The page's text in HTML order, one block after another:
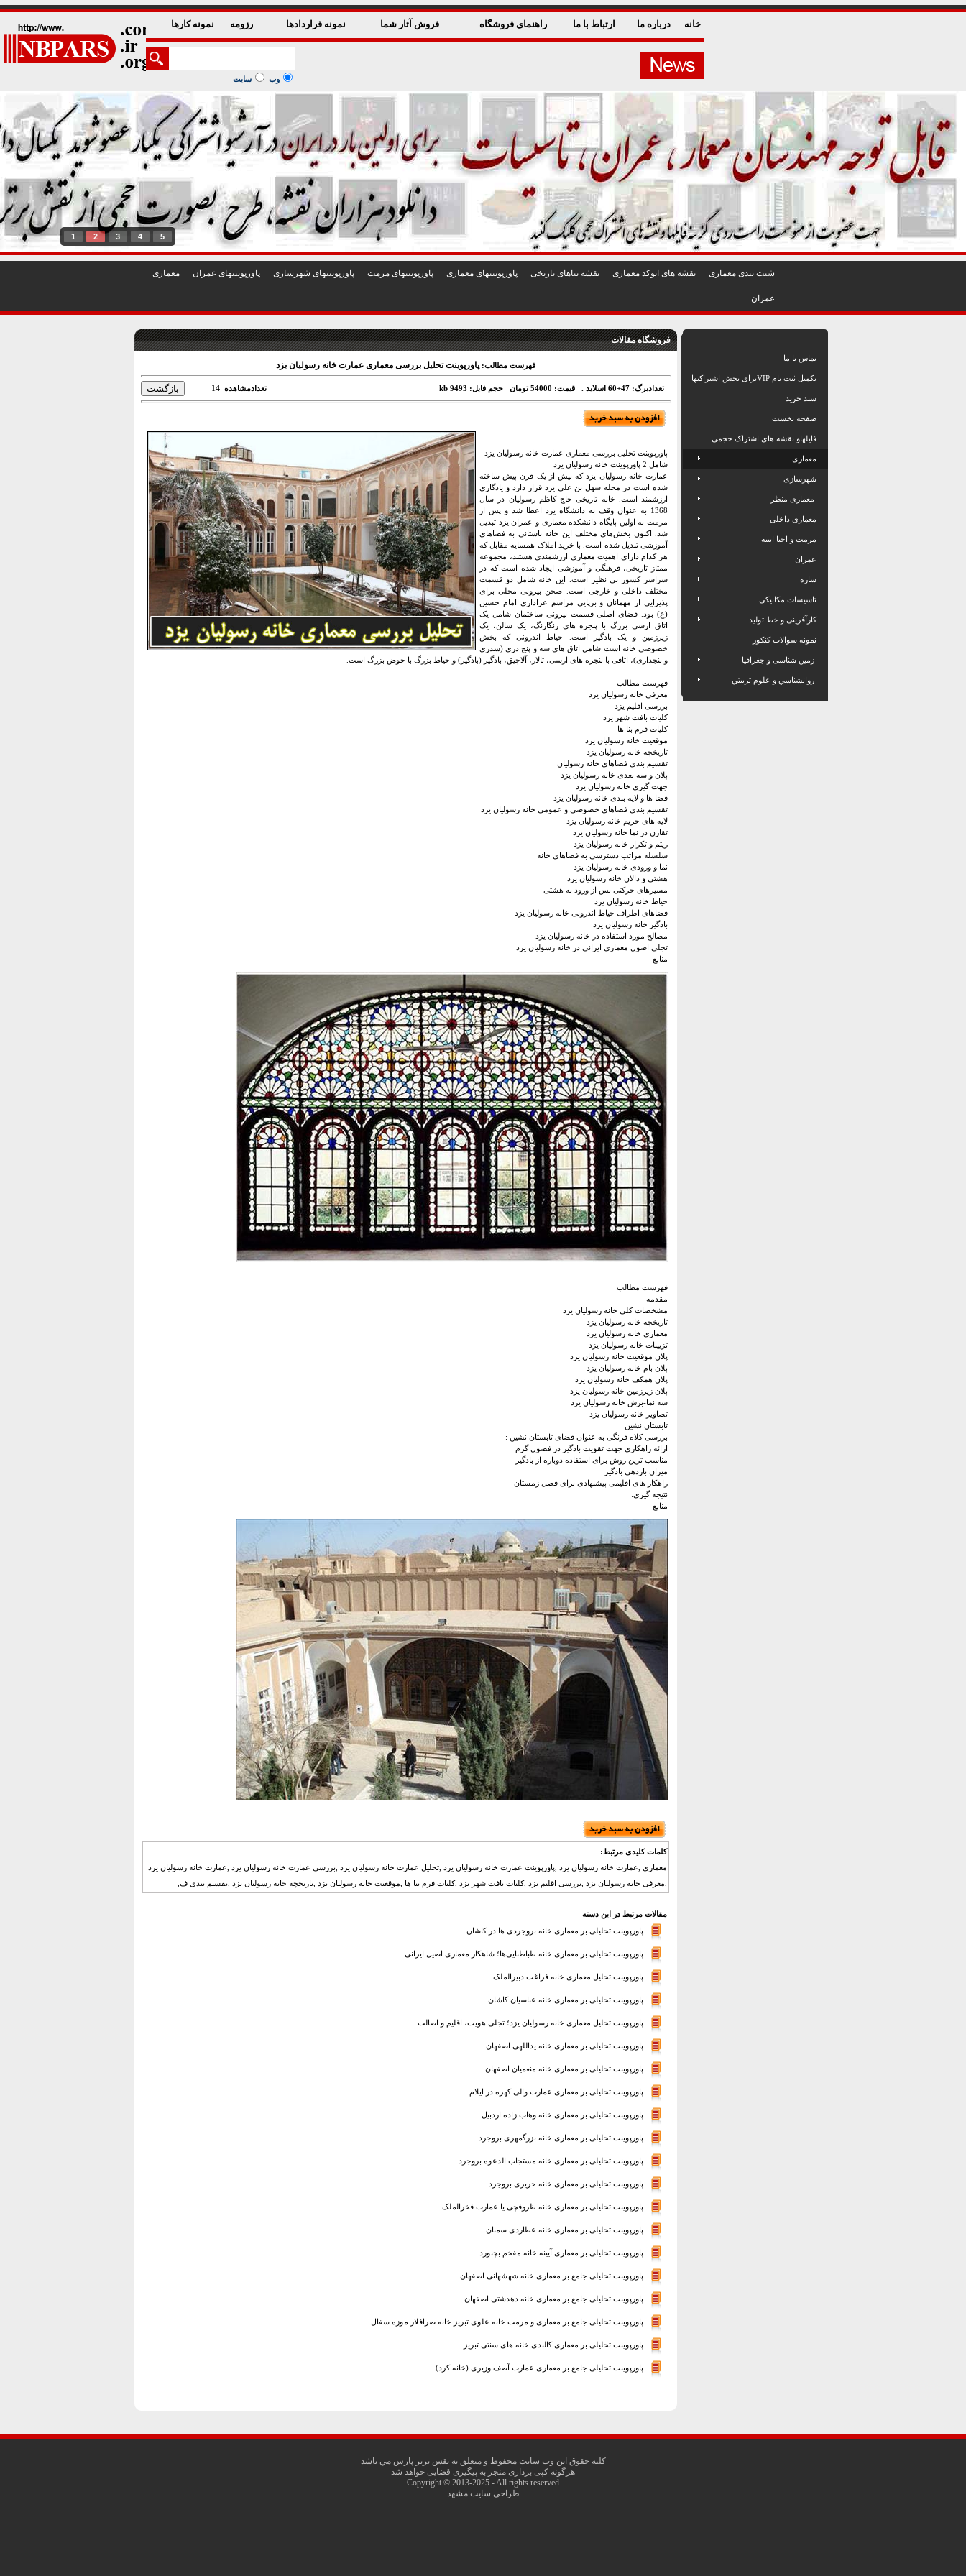
خانه درباره ما ارتباط با ما راهنمای فروشگاه فروش آثار شما نمونه قراردادها رزومه نمونه کارها
وب سایت
1 2 3 4 5
شيت بندی معماری نقشه های اتوکد معماری نقشه بناهای تاريخی پاورپوينتهای معماری پاورپوينتهای مرمت پاورپوينتهای شهرسازی پاورپوينتهای عمران معماری
عمران
فروشگاه مقالات
فهرست مطالب: پاورپوینت تحلیل بررسی معماری عمارت خانه رسولیان یزد
تعدادبرگ: 47+60 اسلاید . قیمت: 54000 تومان حجم فایل: 9493 kb تعدادمشاهده 14
پاورپوینت تحلیل بررسی معماری عمارت خانه رسولیان یزد
شامل 2 پاورپوینت خانه رسولیان یزد
عمارت خانه رسولیان یزد که بیش از یک قرن پیش ساخته
شده است در محله سهل بن علی یزد قرار دارد و یادگاری
ارزشمند است. خانه تاریخی حاج کاظم رسولیان در سال
1368 به عنوان وقف به دانشگاه یزد اعطا شد و پس از
مرمت به اولین پایگاه دانشکده معماری و عمران یزد تبدیل
شد. اکنون بخش‌های مختلف این خانه باستانی به فضاهای
آموزشی تبدیل شده است. با خرید املاک همسایه مقابل که
هر کدام دارای اهمیت معماری ارزشمندی هستند، مجموعه
ممتاز تاریخی، فرهنگی و آموزشی ایجاد شده است که در
سراسر کشور بی نظیر است. این خانه شامل دو قسمت
مختلف داخلی و خارجی است. صحن بیرونی محلی برای
پذیرایی از مهمانان و برپایی مراسم عزاداری امام حسین
(ع) بود. فضای اصلی قسمت بیرونی ساختمان شامل یک
اتاق ارسی بزرگ با پنجره های رنگارنگ، یک سالن، یک
زیرزمین و یک بادگیر است. حیاط اندرونی که بخش
خصوصی خانه است شامل اتاق های سه و پنج دری (سدری
و پنجداری)، اتاقی با پنجره های ارسی، تالار، آلاچیق، بادگیر (بادگیر) و حیاط بزرگ با حوض بزرگ است.
فهرست مطالب
معرفی خانه رسولیان یزد
بررسی اقلیم یزد
کلیات بافت شهر یزد
کلیات فرم بنا ها
موقعیت خانه رسولیان یزد
تاریخچه خانه رسولیان یزد
تقسیم بندی فضاهای خانه رسولیان
پلان و سه بعدی خانه رسولیان یزد
جهت گیری خانه رسولیان یزد
فضا ها و لایه بندی خانه رسولیان یزد
تقسیم بندی فضاهای خصوصی و عمومی خانه رسولیان یزد
لایه های حریم خانه رسولیان یزد
تقارن در نما خانه رسولیان یزد
ریتم و تکرار خانه رسولیان یزد
سلسله مراتب دسترسی به فضاهای خانه
نما و ورودی خانه رسولیان یزد
هشتی و دالان خانه رسولیان یزد
مسیرهای حرکتی پس از ورود به هشتی
حیاط خانه رسولیان یزد
فضاهای اطراف حیاط اندرونی خانه رسولیان یزد
بادگیر خانه رسولیان یزد
مصالح مورد استفاده در خانه رسولیان یزد
تجلی اصول معماری ایرانی در خانه رسولیان یزد
منابع
فهرست مطالب
مقدمه
مشخصات کلي خانه رسولیان یزد
تاريخچه خانه رسولیان یزد
معماري خانه رسولیان یزد
تزيينات خانه رسولیان یزد
پلان موقعيت خانه رسولیان یزد
پلان بام خانه رسولیان یزد
پلان همکف خانه رسولیان یزد
پلان زیرزمین خانه رسولیان یزد
سه نما-برش خانه رسولیان یزد
تصاوير خانه رسولیان یزد
تابستان نشین
بررسی کلاه فرنگی به عنوان فضای تابستان نشین :
ارائه راهکاری جهت تقویت بادگیر در فصول گرم
مناسب ترین روش برای استفاده دوباره از بادگیر
میزان بازدهی بادگیر
راهکار های اقلیمی پیشنهادی برای فصل زمستان
نتیجه گیری:
منابع
کلمات کلیدی مرتبط:
معماری ,عمارت خانه رسولیان یزد ,پاورپوینت عمارت خانه رسولیان یزد ,تحلیل عمارت خانه رسولیان یزد ,بررسی عمارت خانه رسولیان یزد ,عمارت خانه رسولیان یزد
,معرفی خانه رسولیان یزد ,بررسی اقلیم یزد ,کلیات بافت شهر یزد ,کلیات فرم بنا ها ,موقعیت خانه رسولیان یزد ,تاریخچه خانه رسولیان یزد ,تقسیم بندی ف,
مقالات مرتبط در این دسته
پاورپوینت تحلیلی بر معماری خانه بروجردی ها در کاشان
پاورپوینت تحلیلی بر معماری خانه طباطبایی‌ها؛ شاهکار معماری اصیل ایرانی
پاورپوینت تحلیل معماری خانه فراغت دبیرالملک
پاورپوینت تحلیلی بر معماری خانه عباسیان کاشان
پاورپوینت تحلیل معماری خانه رسولیان یزد؛ تجلی هویت، اقلیم و اصالت
پاورپوینت تحلیلی بر معماری خانه یداللهی اصفهان
پاورپوینت تحلیلی بر معماری خانه منعمیان اصفهان
پاورپوینت تحلیلی بر معماری عمارت والی كهره در ایلام
پاورپوینت تحلیلی بر معماری خانه وهاب زاده اردبیل
پاورپوینت تحلیلی بر معماری خانه بزرگمهری بروجرد
پاورپوینت تحلیلی بر معماری خانه مستجاب الدعوه بروجرد
پاورپوینت تحلیلی بر معماری خانه حریری بروجرد
پاورپوینت تحلیلی بر معماری خانه ظروفچى يا عمارت فخرالملک
پاورپوینت تحلیلی بر معماری خانه عطاردی سمنان
پاورپوینت تحلیلی بر معماری آیینه خانه مفخم بچنورد
پاورپوینت تحلیلی جامع بر معماری خانه شهشهانی اصفهان
پاورپوینت تحلیلی جامع بر معماری خانه دهدشتی اصفهان
پاورپوینت تحلیلی جامع بر معماری و مرمت خانه علوی تبریز خانه صرافلار موزه سفال
پاورپوینت تحلیلی بر معماری کالبدی خانه های سنتی تبریز
پاورپوینت تحلیلی جامع بر معماری عمارت آصف وزیری (خانه کرد)
تماس با ما
تکمیل ثبت نام VIPبرای بخش اشتراکیها
سبد خرید
صفحه نخست
فایلهاو نقشه های اشتراک حجمی
معماری
شهرسازی
معماری منظر
معماری داخلی
مرمت و احیا ابنیه
عمران
سازه
تاسیسات مکانیکی
کارآفرینی و خط تولید
نمونه سوالات کنکور
زمین شناسی و جغرافیا
روانشناسي و علوم تربيتي
کليه حقوق اين وب سايت محفوظ و متعلق به نقش برتر پارس مي باشد
هرگونه کپی برداری منجر به پیگیری قضایی خواهد شد
Copyright © 2013-2025 - All rights reserved
طراحی سایت مشهد